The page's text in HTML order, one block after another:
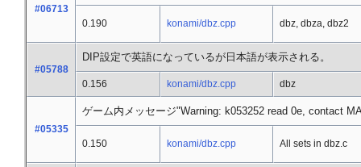
#06713
0.190 konami/dbz.cpp dbz, dbza, dbz2
#05788
DIP設定で英語になっているが日本語が表示される。
0.156 konami/dbz.cpp dbz
#05335
ゲーム内メッセージ"Warning: k053252 read 0e, contact
0.150 konami/dbz.cpp All sets in dbz.c